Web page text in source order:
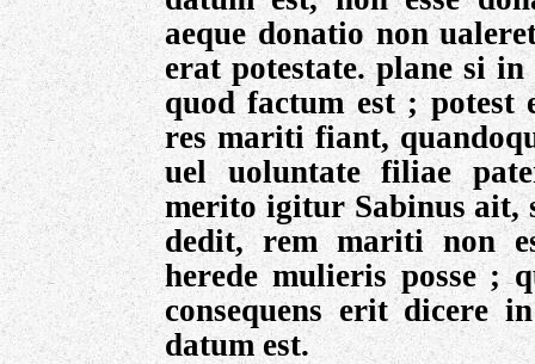
aeque donatio non
erat potestate. plane si
quod factum est ;
res mariti fiant,
uel uoluntate filiae
merito igitur Sabinus ait,
dedit, rem mariti non
herede mulieris posse ;
consequens erit dicere
datum est.